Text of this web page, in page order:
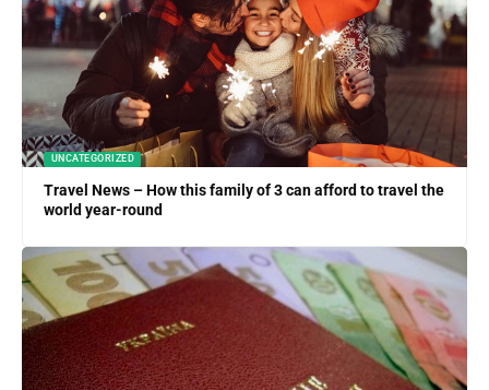
UNCATEGORIZED
Travel News – How this family of 3 can afford to travel the
world year-round